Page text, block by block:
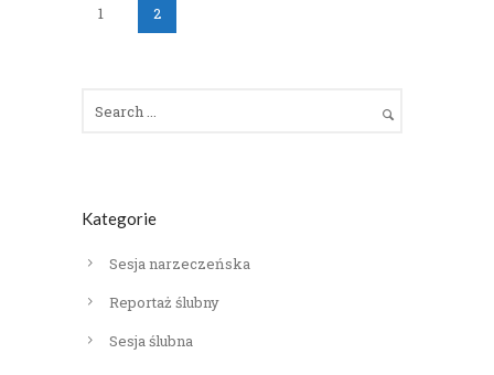
1 2
Kategorie
Sesja narzeczeńska
Reportaż ślubny
Sesja ślubna